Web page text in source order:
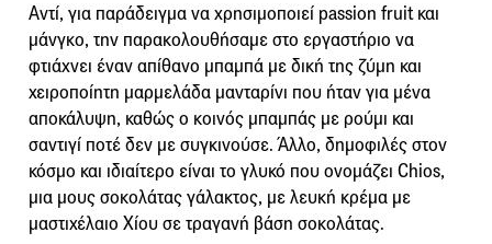
Αντί, για παράδειγμα να χρησιμοποιεί passion fruit και
μάνγκο, την παρακολουθήσαμε στο εργαστήριο να
φτιάχνει έναν απίθανο μπαμπά με δική της ζύμη και
χειροποίητη μαρμελάδα μανταρίνι που ήταν για μένα
αποκάλυψη, καθώς ο κοινός μπαμπάς με ρούμι και
σαντιγί ποτέ δεν με συγκινούσε. Άλλο, δημοφιλές στον
κόσμο και ιδιαίτερο είναι το γλυκό που ονομάζει Chios,
μια μους σοκολάτας γάλακτος, με λευκή κρέμα με
μαστιχέλαιο Χίου σε τραγανή βάση σοκολάτας.